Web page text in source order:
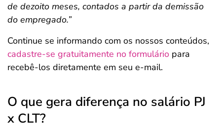
de dezoito meses, contados a partir da demissão
do empregado.”
Continue se informando com os nossos conteúdos,
cadastre-se gratuitamente no formulário para
recebê-los diretamente em seu e-mail.
O que gera diferença no salário PJ
x CLT?